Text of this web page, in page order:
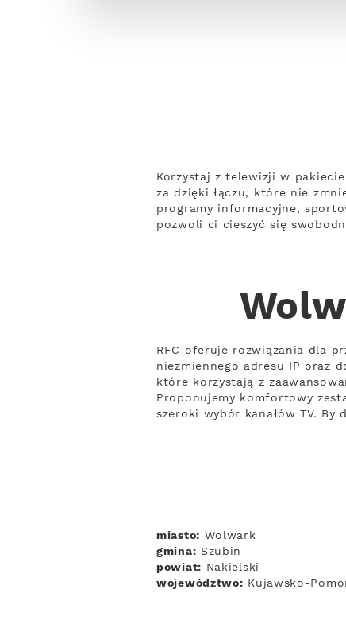
Korzystaj z telewizji w
za dzięki łączu, które nie
programy informacyjne,
pozwoli ci cieszyć się
RFC oferuje rozwiązania dla
niezmiennego adresu IP oraz
które korzystają z
Proponujemy komfortowy
szeroki wybór kanałów TV.
miasto: Wolwark
gmina: Szubin
powiat: Nakielski
województwo: Kujawsko-